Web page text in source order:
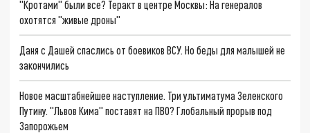
"Кротами" были все? Теракт в центре Москвы: На генералов
охотятся "живые дроны"
Даня с Дашей спаслись от боевиков ВСУ. Но беды для малышей не
закончились
Новое масштабнейшее наступление. Три ультиматума Зеленского
Путину. "Львов Кима" поставят на ПВО? Глобальный прорыв под
Запорожьем